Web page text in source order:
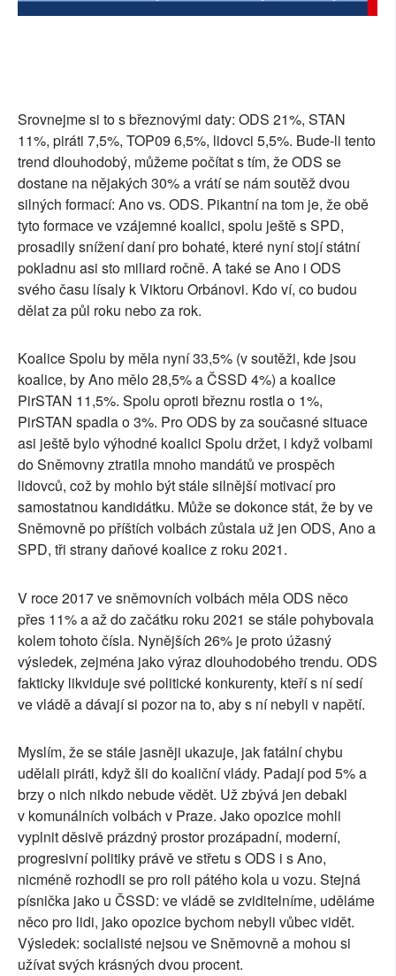
Srovnejme si to s březnovými daty: ODS 21%, STAN
11%, piráti 7,5%, TOP09 6,5%, lidovci 5,5%. Bude-li tento
trend dlouhodobý, můžeme počítat s tím, že ODS se
dostane na nějakých 30% a vrátí se nám soutěž dvou
silných formací: Ano vs. ODS. Pikantní na tom je, že obě
tyto formace ve vzájemné koalici, spolu ještě s SPD,
prosadily snížení daní pro bohaté, které nyní stojí státní
pokladnu asi sto miliard ročně. A také se Ano i ODS
svého času lísaly k Viktoru Orbánovi. Kdo ví, co budou
dělat za půl roku nebo za rok.
Koalice Spolu by měla nyní 33,5% (v soutěži, kde jsou
koalice, by Ano mělo 28,5% a ČSSD 4%) a koalice
PirSTAN 11,5%. Spolu oproti březnu rostla o 1%,
PirSTAN spadla o 3%. Pro ODS by za současné situace
asi ještě bylo výhodné koalici Spolu držet, i když volbami
do Sněmovny ztratila mnoho mandátů ve prospěch
lidovců, což by mohlo být stále silnější motivací pro
samostatnou kandidátku. Může se dokonce stát, že by ve
Sněmovně po příštích volbách zůstala už jen ODS, Ano a
SPD, tři strany daňové koalice z roku 2021.
V roce 2017 ve sněmovních volbách měla ODS něco
přes 11% a až do začátku roku 2021 se stále pohybovala
kolem tohoto čísla. Nynějších 26% je proto úžasný
výsledek, zejména jako výraz dlouhodobého trendu. ODS
fakticky likviduje své politické konkurenty, kteří s ní sedí
ve vládě a dávají si pozor na to, aby s ní nebyli v napětí.
Myslím, že se stále jasněji ukazuje, jak fatální chybu
udělali piráti, když šli do koaliční vlády. Padají pod 5% a
brzy o nich nikdo nebude vědět. Už zbývá jen debakl
v komunálních volbách v Praze. Jako opozice mohli
vyplnit děsivě prázdný prostor prozápadní, moderní,
progresivní politiky právě ve střetu s ODS i s Ano,
nicméně rozhodli se pro roli pátého kola u vozu. Stejná
písnička jako u ČSSD: ve vládě se zviditelníme, uděláme
něco pro lidi, jako opozice bychom nebyli vůbec vidět.
Výsledek: socialisté nejsou ve Sněmovně a mohou si
užívat svých krásných dvou procent.